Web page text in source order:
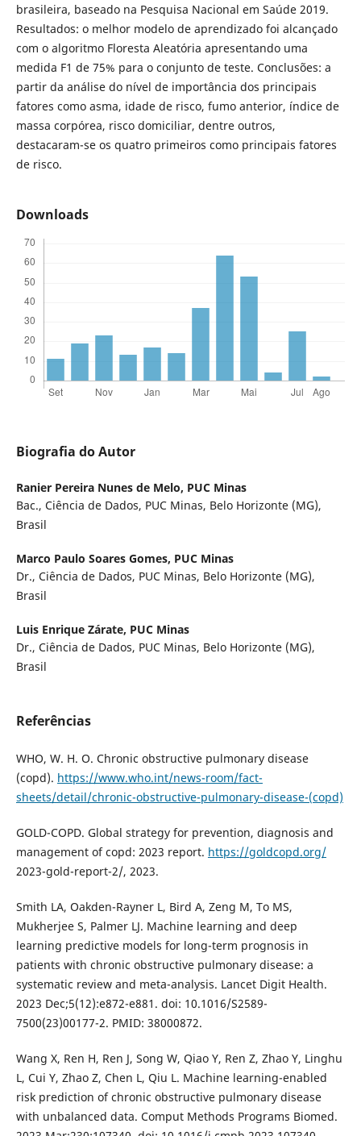
brasileira, baseado na Pesquisa Nacional em Saúde 2019.
Resultados: o melhor modelo de aprendizado foi alcançado
com o algoritmo Floresta Aleatória apresentando uma
medida F1 de 75% para o conjunto de teste. Conclusões: a
partir da análise do nível de importância dos principais
fatores como asma, idade de risco, fumo anterior, índice de
massa corpórea, risco domiciliar, dentre outros,
destacaram-se os quatro primeiros como principais fatores
de risco.
Downloads
Biografia do Autor
Ranier Pereira Nunes de Melo, PUC Minas
Bac., Ciência de Dados, PUC Minas, Belo Horizonte (MG),
Brasil
Marco Paulo Soares Gomes, PUC Minas
Dr., Ciência de Dados, PUC Minas, Belo Horizonte (MG),
Brasil
Luis Enrique Zárate, PUC Minas
Dr., Ciência de Dados, PUC Minas, Belo Horizonte (MG),
Brasil
Referências
WHO, W. H. O. Chronic obstructive pulmonary disease
(copd). https://www.who.int/news-room/fact-
sheets/detail/chronic-obstructive-pulmonary-disease-(copd)
GOLD-COPD. Global strategy for prevention, diagnosis and
management of copd: 2023 report. https://goldcopd.org/
2023-gold-report-2/, 2023.
Smith LA, Oakden-Rayner L, Bird A, Zeng M, To MS,
Mukherjee S, Palmer LJ. Machine learning and deep
learning predictive models for long-term prognosis in
patients with chronic obstructive pulmonary disease: a
systematic review and meta-analysis. Lancet Digit Health.
2023 Dec;5(12):e872-e881. doi: 10.1016/S2589-
7500(23)00177-2. PMID: 38000872.
Wang X, Ren H, Ren J, Song W, Qiao Y, Ren Z, Zhao Y, Linghu
L, Cui Y, Zhao Z, Chen L, Qiu L. Machine learning-enabled
risk prediction of chronic obstructive pulmonary disease
with unbalanced data. Comput Methods Programs Biomed.